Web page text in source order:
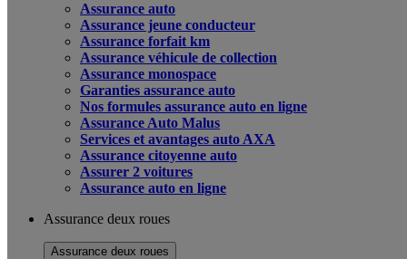
Assurance auto
Assurance jeune conducteur
Assurance forfait km
Assurance véhicule de collection
Assurance monospace
Garanties assurance auto
Nos formules assurance auto en ligne
Assurance Auto Malus
Services et avantages auto AXA
Assurance citoyenne auto
Assurer 2 voitures
Assurance auto en ligne
Assurance deux roues
Assurance deux roues